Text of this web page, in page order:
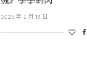
2025 年 2 月 13 日